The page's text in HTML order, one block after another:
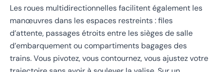
Les roues multidirectionnelles facilitent également les
manœuvres dans les espaces restreints : files
d’attente, passages étroits entre les sièges de salle
d’embarquement ou compartiments bagages des
trains. Vous pivotez, vous contournez, vous ajustez votre